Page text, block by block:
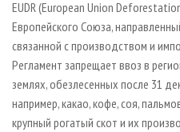
EUDR (European Union
Европейского Союза,
связанной с производством и
Регламент запрещает ввоз в
землях, обезлесенных после 31
например, какао, кофе, соя,
крупный рогатый скот и их